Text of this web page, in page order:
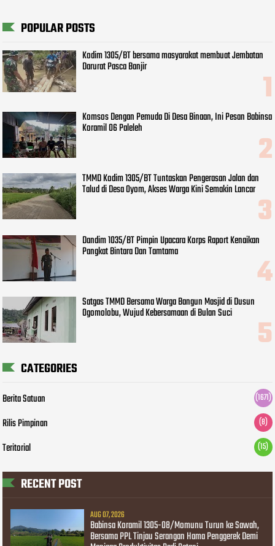
POPULAR POSTS
Kodim 1305/BT bersama masyarakat membuat Jembatan
Darurat Pasca Banjir
Komsos Dengan Pemuda Di Desa Binaan, Ini Pesan Babinsa
Koramil 06 Paleleh
TMMD Kodim 1305/BT Tuntaskan Pengerasan Jalan dan
Talud di Desa Oyom, Akses Warga Kini Semakin Lancar
Dandim 1035/BT Pimpin Upacara Korps Raport Kenaikan
Pangkat Bintara Dan Tamtama
Satgas TMMD Bersama Warga Bangun Masjid di Dusun
Ogomolobu, Wujud Kebersamaan di Bulan Suci
CATEGORIES
Berita Satuan (1671)
Rilis Pimpinan (8)
Teritorial (15)
RECENT POST
AUG 07, 2026
Babinsa Koramil 1305-08/Momunu Turun ke Sawah,
Bersama PPL Tinjau Serangan Hama Penggerek Demi